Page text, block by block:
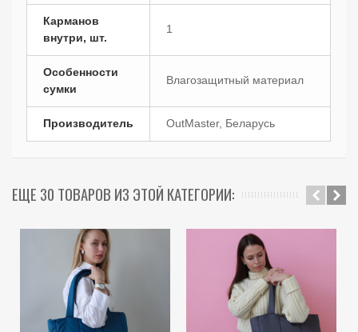
Карманов
внутри, шт.
1
Особенности
сумки
Влагозащитный материал
Производитель OutMaster, Беларусь
ЕЩЕ 30 ТОВАРОВ ИЗ ЭТОЙ КАТЕГОРИИ: